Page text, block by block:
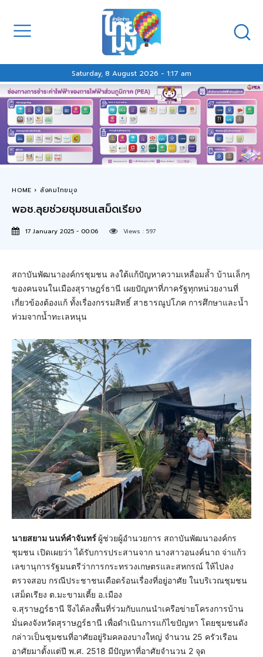
Saturday, 8 August 2026 - 1:17 am
HOME สังคมไทยมุง
พอช.ลุยช่วยชุมชนเสม็ดเรียง
17 January 2025 - 00:06 Views : 597
สถาบันพัฒนาองค์กรชุมชน ลงใต้แก้ปัญหาความเหลื่อมล้ำ บ้านเล็กๆ
ของคนจนในเมืองสุราษฎร์ธานี เผยปัญหาที่ภาครัฐทุกหน่วยงานที่
เกี่ยวข้องต้องแก้ ทั้งเรื่องกรรมสิทธิ์ สาธารณูปโภค การศึกษาและน้ำ
ท่วมจากน้ำทะเลหนุน
นายสยาม นนท์คำจันทร์ ผู้ช่วยผู้อำนวยการ สถาบันพัฒนาองค์กร
ชุมชน เปิดเผยว่า ได้รับการประสานจาก นางสาวอนงค์นาถ จ่าแก้ว
เลขานุการรัฐมนตรีว่าการกระทรวงเกษตรและสหกรณ์ ให้ไปลง
ตรวจสอบ กรณีประชาชนเดือดร้อนเรื่องที่อยู่อาศัย ในบริเวณชุมชน
เสม็ดเรียง ต.มะขามเตี้ย อ.เมือง
จ.สุราษฎร์ธานี จึงได้ลงพื้นที่ร่วมกับแกนนำเครือข่ายโครงการบ้าน
มั่นคงจังหวัดสุราษฎร์ธานี เพื่อดำเนินการแก้ไขปัญหา โดยชุมชนดัง
กล่าวเป็นชุมชนที่อาศัยอยู่ริมคลองบางใหญ่ จำนวน 25 ครัวเรือน
อาศัยมาตั้งแต่ปี พ.ศ. 2518 มีปัญหาที่อาศัยจำนวน 2 จุด